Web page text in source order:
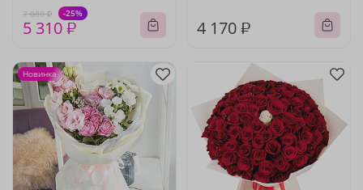
7 080 ₽ -25%
5 310 ₽ 4 170 ₽
Новинка